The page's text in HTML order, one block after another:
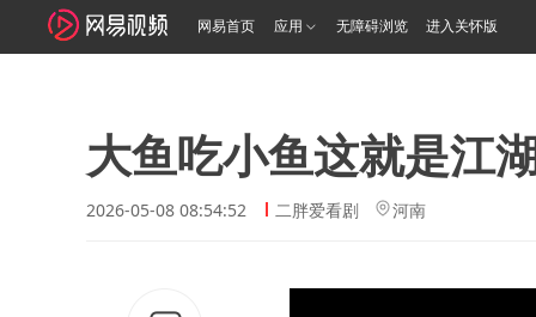
网易首页 应用 无障碍浏览 进入关怀版
大鱼吃小鱼这就是江
2026-05-08 08:54:52 二胖爱看剧 河南